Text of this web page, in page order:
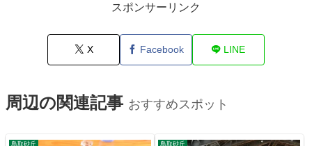
スポンサーリンク
X Facebook LINE
周辺の関連記事 おすすめスポット
鳥取砂丘 鳥取砂丘